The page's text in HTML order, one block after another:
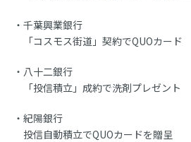
千葉興業銀行
「コスモス街道」契約でQUOカード
八十二銀行
「投信積立」成約で洗剤プレゼント
紀陽銀行
投信自動積立でQUOカードを贈呈